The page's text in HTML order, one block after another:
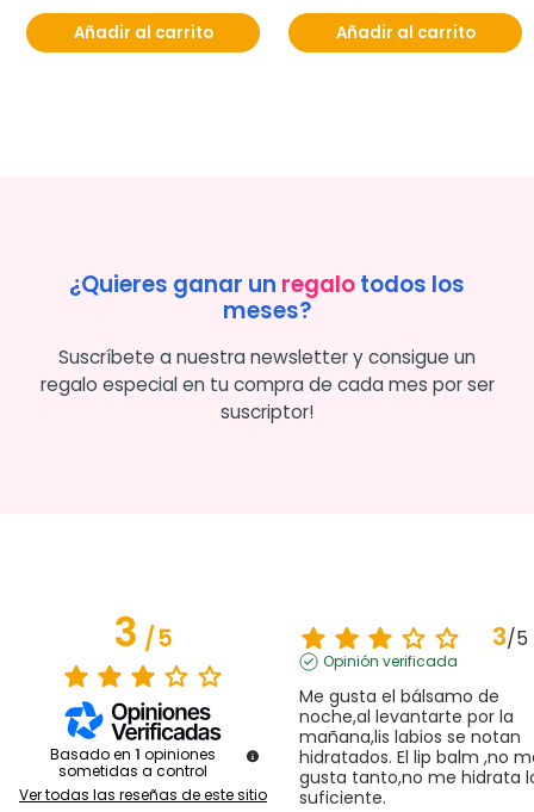
Añadir al carrito Añadir al carrito
¿Quieres ganar un regalotodos los
meses?
Suscríbete a nuestra newsletter y consigue un
regalo especial en tu compra de cada mes por ser
suscriptor!
3/5
Basado en 1 opiniones
sometidas a control
Ver todas las reseñas de este sitio
3/5
Opinión verificada
Me gusta el bálsamo de
noche,al levantarte por la
mañana,lis labios se notan
hidratados. El lip balm ,no
gusta tanto,no me hidrata
suficiente.